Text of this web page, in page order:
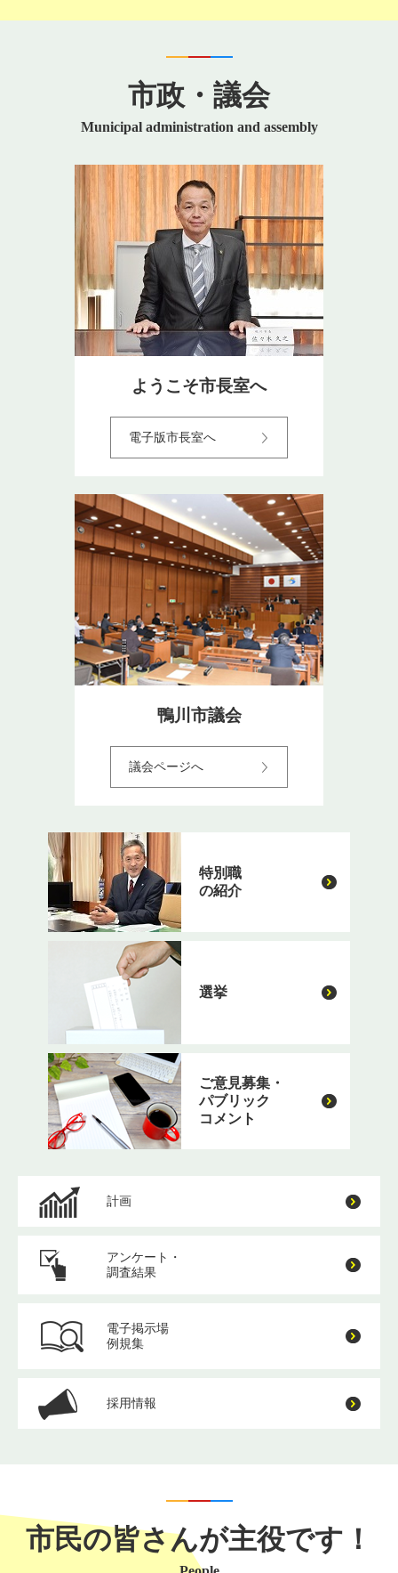
市政・議会
Municipal administration and assembly
ようこそ市長室へ
電子版市長室へ
鴨川市議会
議会ページへ
特別職
の紹介
選挙
ご意見募集・
パブリック
コメント
計画
アンケート・
調査結果
電子掲示場
例規集
採用情報
市民の皆さんが主役です！